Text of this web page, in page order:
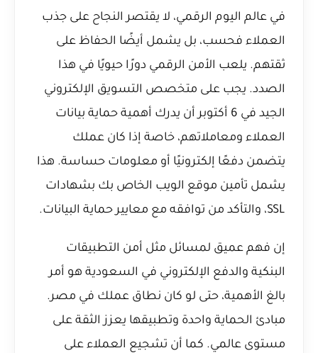
في عالم اليوم الرقمي، لا يقتصر النجاح على جذب
العملاء فحسب، بل يشمل أيضًا الحفاظ على
ثقتهم. يلعب الأمن الرقمي دورًا حيويًا في هذا
الصدد. يجب على متخصص التسويق الإلكتروني
الجيد في 6 أكتوبر أن يدرك أهمية حماية بيانات
العملاء ومعاملاتهم، خاصة إذا كان عملك
يتضمن دفعًا إلكترونيًا أو معلومات حساسة. هذا
يشمل تأمين موقع الويب الخاص بك بشهادات
SSL، والتأكد من توافقه مع معايير حماية البيانات.
إن فهم عميق لمسائل مثل أمن التطبيقات
البنكية والدفع الإلكتروني في السعودية هو أمر
بالغ الأهمية، حتى لو كان نطاق عملك في مصر.
مبادئ الحماية واحدة وتطبيقها يعزز الثقة على
مستوى عالمي. كما أن تشجيع العملاء على